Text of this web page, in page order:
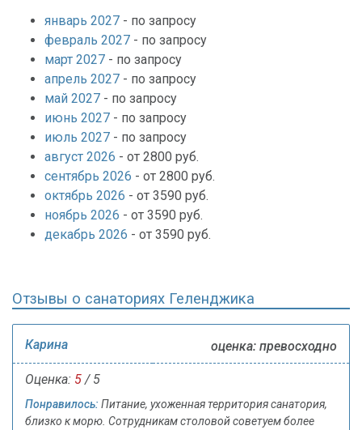
январь 2027 - по запросу
февраль 2027 - по запросу
март 2027 - по запросу
апрель 2027 - по запросу
май 2027 - по запросу
июнь 2027 - по запросу
июль 2027 - по запросу
август 2026 - от 2800 руб.
сентябрь 2026 - от 2800 руб.
октябрь 2026 - от 3590 руб.
ноябрь 2026 - от 3590 руб.
декабрь 2026 - от 3590 руб.
Отзывы о санаториях Геленджика
Карина оценка: превосходно
Оценка: 5 / 5
Понравилось: Питание, ухоженная территория санатория,
близко к морю. Сотрудникам столовой советуем более